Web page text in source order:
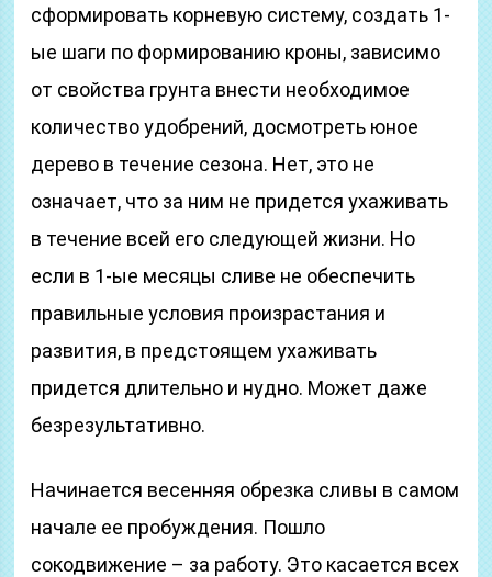
сформировать корневую систему, создать 1-
ые шаги по формированию кроны, зависимо
от свойства грунта внести необходимое
количество удобрений, досмотреть юное
дерево в течение сезона. Нет, это не
означает, что за ним не придется ухаживать
в течение всей его следующей жизни. Но
если в 1-ые месяцы сливе не обеспечить
правильные условия произрастания и
развития, в предстоящем ухаживать
придется длительно и нудно. Может даже
безрезультативно.
Начинается весенняя обрезка сливы в самом
начале ее пробуждения. Пошло
сокодвижение – за работу. Это касается всех